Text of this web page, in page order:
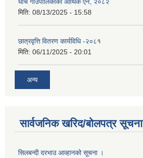
धार्चे गाउँपालिकाको आर्थिक ऐन, २०८२
मिति: 08/13/2025 - 15:58
छात्रवृत्ति वितरण कार्यविधि -२०८१
मिति: 06/11/2025 - 20:01
अन्य
सार्वजनिक खरिद/बोलपत्र सूचना
सिलबन्दी दरभाउ आव्हानको सूचना ।